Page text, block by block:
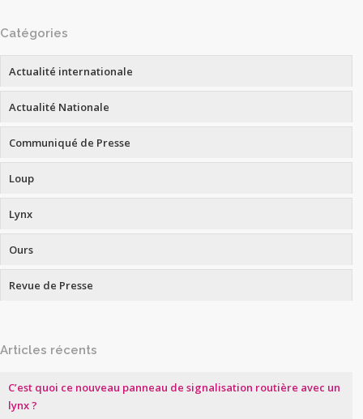
Catégories
Actualité internationale
Actualité Nationale
Communiqué de Presse
Loup
Lynx
Ours
Revue de Presse
Articles récents
C’est quoi ce nouveau panneau de signalisation routière avec un
lynx ?